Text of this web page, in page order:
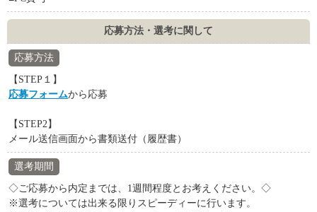
応募方法・選考に関して
応募方法
【STEP１】
応募フォームから応募
【STEP2】
メール送信画面から書類送付（履歴書）
選考期間
◇ご応募から内定までは、1週間程度とお考えください。◇
※選考については出来る限りスピーディーに行います。